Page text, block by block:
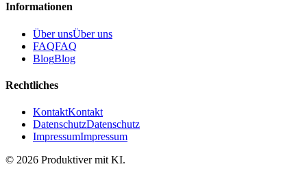
Informationen
Über unsÜber uns
FAQFAQ
BlogBlog
Rechtliches
KontaktKontakt
DatenschutzDatenschutz
ImpressumImpressum
© 2026 Produktiver mit KI.